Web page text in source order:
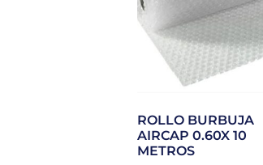
ROLLO BURBUJA
AIRCAP 0.60X 10
METROS